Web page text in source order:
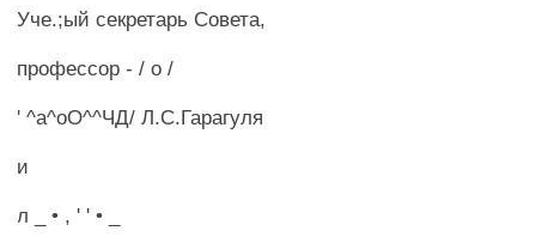
Уче.;ый секретарь Совета,
профессор - / о /
' ^а^оО^^ЧД/ Л.С.Гарагуля
и
л _ • , ' ' • _